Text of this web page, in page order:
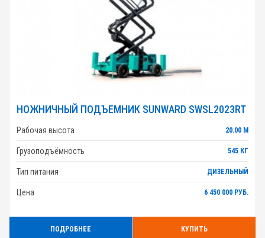
НОЖНИЧНЫЙ ПОДЪЕМНИК SUNWARD SWSL2023RT
Рабочая высота 20.00 М
Грузоподъёмность 545 КГ
Тип питания ДИЗЕЛЬНЫЙ
Цена 6 450 000 РУБ.
ПОДРОБНЕЕ КУПИТЬ